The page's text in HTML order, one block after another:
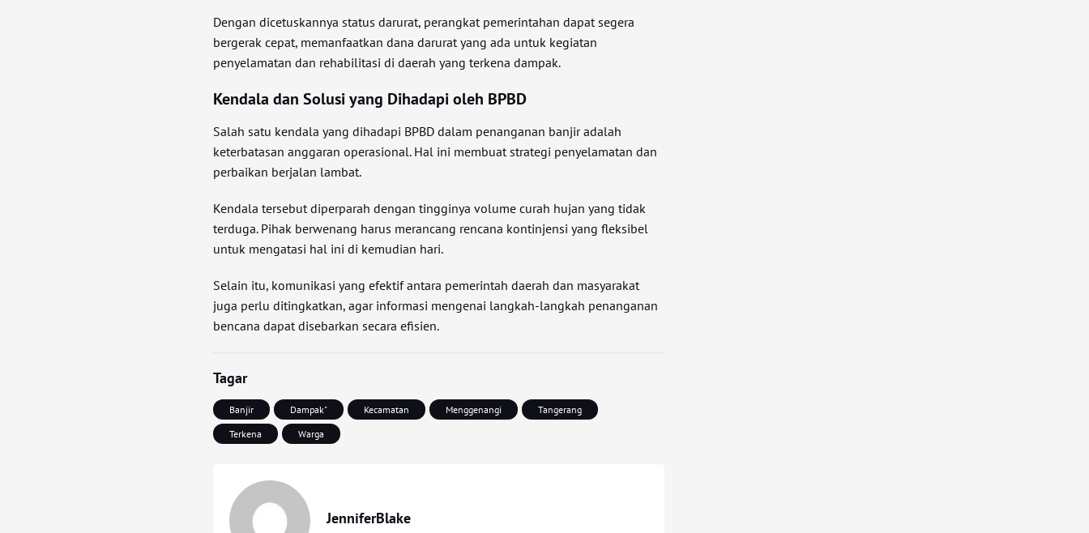
Dengan dicetuskannya status darurat, perangkat pemerintahan dapat segera
bergerak cepat, memanfaatkan dana darurat yang ada untuk kegiatan
penyelamatan dan rehabilitasi di daerah yang terkena dampak.
Kendala dan Solusi yang Dihadapi oleh BPBD
Salah satu kendala yang dihadapi BPBD dalam penanganan banjir adalah
keterbatasan anggaran operasional. Hal ini membuat strategi penyelamatan dan
perbaikan berjalan lambat.
Kendala tersebut diperparah dengan tingginya volume curah hujan yang tidak
terduga. Pihak berwenang harus merancang rencana kontinjensi yang fleksibel
untuk mengatasi hal ini di kemudian hari.
Selain itu, komunikasi yang efektif antara pemerintah daerah dan masyarakat
juga perlu ditingkatkan, agar informasi mengenai langkah-langkah penanganan
bencana dapat disebarkan secara efisien.
Tagar
Banjir Dampak" Kecamatan Menggenangi
Tangerang
Terkena
Warga
JenniferBlake